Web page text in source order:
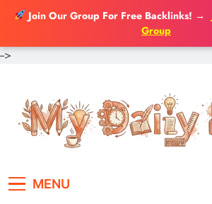
Join Our Group For Free Backlinks! →
Group
-->
content
MENU